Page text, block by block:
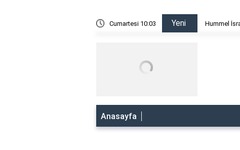
Cumartesi 10:03 Yeni Hummel
Anasayfa